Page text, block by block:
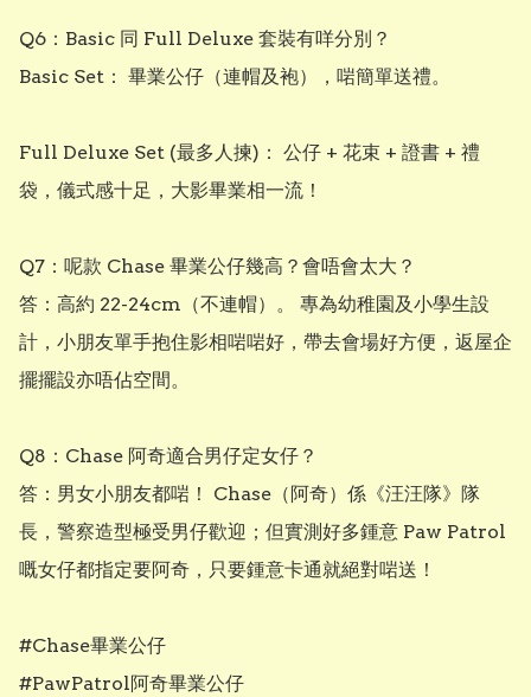
Q6：Basic 同 Full Deluxe 套裝有咩分別？
Basic Set： 畢業公仔（連帽及袍），啱簡單送禮。
Full Deluxe Set (最多人揀)： 公仔 + 花束 + 證書 + 禮
袋，儀式感十足，大影畢業相一流！
Q7：呢款 Chase 畢業公仔幾高？會唔會太大？
答：高約 22-24cm（不連帽）。 專為幼稚園及小學生設
計，小朋友單手抱住影相啱啱好，帶去會場好方便，返屋企
擺擺設亦唔佔空間。
Q8：Chase 阿奇適合男仔定女仔？
答：男女小朋友都啱！ Chase（阿奇）係《汪汪隊》隊
長，警察造型極受男仔歡迎；但實測好多鍾意 Paw Patrol
嘅女仔都指定要阿奇，只要鍾意卡通就絕對啱送！
#Chase畢業公仔
#PawPatrol阿奇畢業公仔